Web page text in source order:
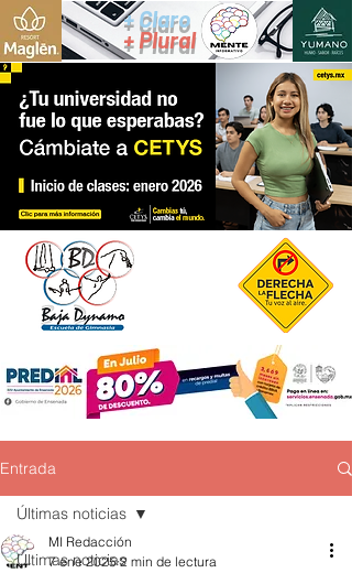
+ Claro
+ Plural
Entrada
Últimas noticias
Últimas noticias
MI Redacción
7 ene 2025 2 min de lectura